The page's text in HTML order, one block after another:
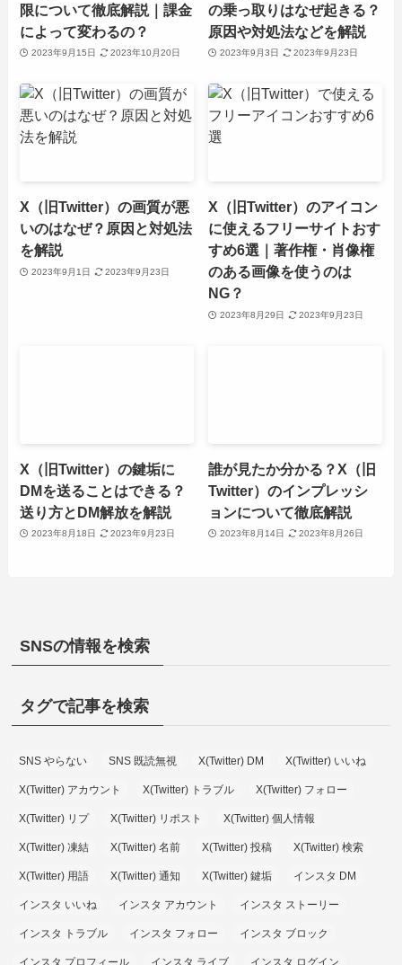
限について徹底解説｜課金
によって変わるの？
2023年9月15日 2023年10月20日
の乗っ取りはなぜ起きる？
原因や対処法などを解説
2023年9月3日 2023年9月23日
X（旧Twitter）の画質が悪
いのはなぜ？原因と対処法
を解説
2023年9月1日 2023年9月23日
X（旧Twitter）のアイコン
に使えるフリーサイトおす
すめ6選｜著作権・肖像権
のある画像を使うのは
NG？
2023年8月29日 2023年9月23日
X（旧Twitter）の鍵垢に
DMを送ることはできる？
送り方とDM解放を解説
2023年8月18日 2023年9月23日
誰が見たか分かる？X（旧
Twitter）のインプレッシ
ョンについて徹底解説
2023年8月14日 2023年8月26日
SNSの情報を検索
タグで記事を検索
SNS やらない SNS 既読無視 X(Twitter) DM X(Twitter) いいね
X(Twitter) アカウント X(Twitter) トラブル X(Twitter) フォロー
X(Twitter) リプ X(Twitter) リポスト X(Twitter) 個人情報
X(Twitter) 凍結 X(Twitter) 名前 X(Twitter) 投稿 X(Twitter) 検索
X(Twitter) 用語 X(Twitter) 通知 X(Twitter) 鍵垢 インスタ DM
インスタ いいね インスタ アカウント インスタ ストーリー
インスタ トラブル インスタ フォロー インスタ ブロック
インスタ プロフィール インスタ ライブ インスタ ログイン